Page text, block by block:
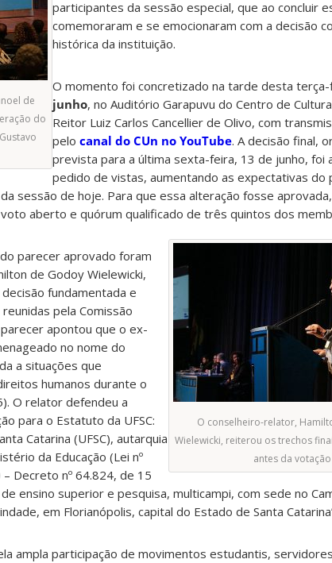
de
do
participantes da sessão especial, que ao concluir
comemoraram e se emocionaram com a decisão
histórica da instituição.
O momento foi concretizado na tarde desta terça-
junho, no Auditório Garapuvu do Centro de
Reitor Luiz Carlos Cancellier de Olivo, com
pelo canal do CUn no YouTube. A decisão final,
prevista para a última sexta-feira, 13 de junho, foi
pedido de vistas, aumentando as expectativas do
sessão de hoje. Para que essa alteração fosse
aberto e quórum qualificado de três quintos dos
O conselheiro-relator,
Wielewicki, reiterou os trechos
antes da votação
parecer aprovado foram
de Godoy Wielewicki,
fundamentada e
pela Comissão
apontou que o ex-
no nome do
a situações que
humanos durante o
O relator defendeu a
para o Estatuto da UFSC:
Catarina (UFSC), autarquia
da Educação (Lei nº
Decreto nº 64.824, de 15
ensino superior e pesquisa, multicampi, com sede no
em Florianópolis, capital do Estado de Santa
ampla participação de movimentos estudantis,